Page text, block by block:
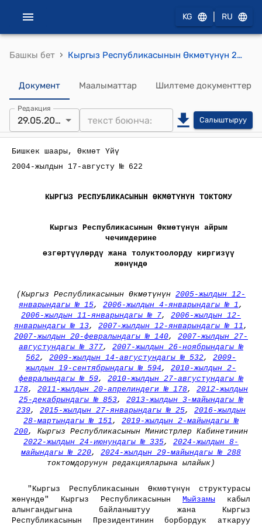
KG RU
Башкы бет › Кыргыз Республикасынын Өкмөтүнүн 2004-жылдын 17-августундагы № 622 "Кыргыз Республикасынын Өкмөтүнүн айрым чечимдерине өзгөртүүлөрдү жана толуктоолорду киргизүү жөнүндө" токтому
Документ Маалыматтар Шилтеме документтер
Редакция
29.05.2024 Салыштыруу